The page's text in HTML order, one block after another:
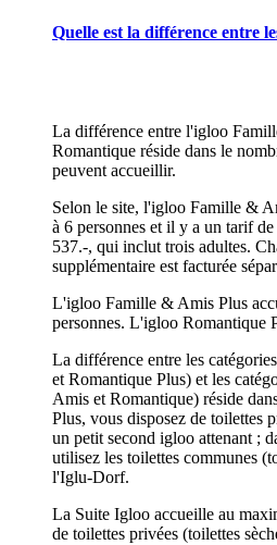
Quelle est la différence entre
La différence entre l'igloo
Romantique réside dans le
peuvent accueillir.
Selon le site, l'igloo Famille &
à 6 personnes et il y a un tarif
537.-, qui inclut trois adultes.
supplémentaire est facturée
L'igloo Famille & Amis Plus
personnes. L'igloo Romantique
La différence entre les
et Romantique Plus) et les
Amis et Romantique) réside
Plus, vous disposez de toilettes
un petit second igloo attenant ;
utilisez les toilettes communes
l'Iglu-Dorf.
La Suite Igloo accueille au
de toilettes privées (toilettes